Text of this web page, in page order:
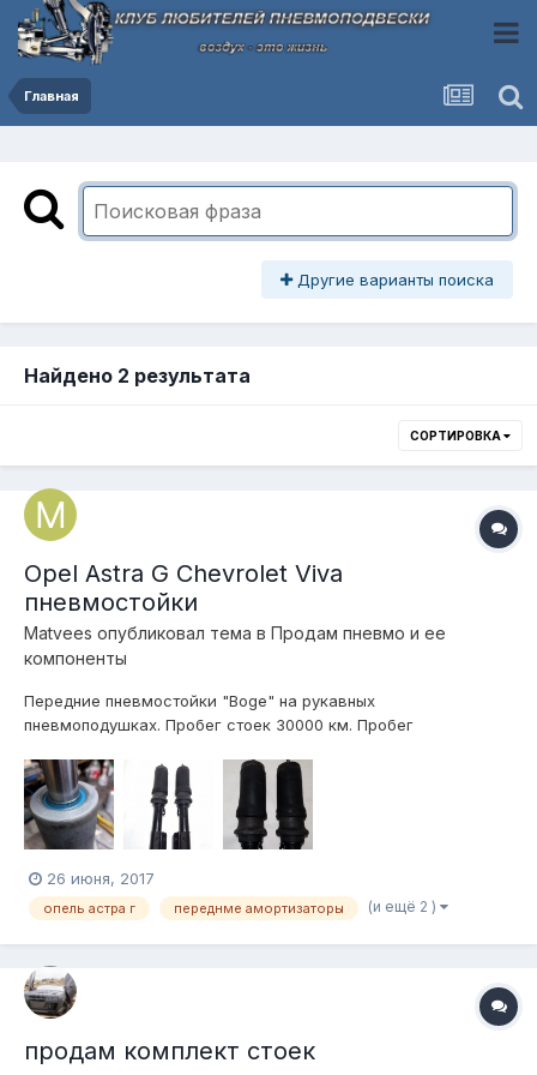
Главная
Другие варианты поиска
Найдено 2 результата
СОРТИРОВКА
Opel Astra G Chevrolet Viva
пневмостойки
Matvees опубликовал тема в Продам пневмо и ее
компоненты
Передние пневмостойки "Boge" на рукавных
пневмоподушках. Пробег стоек 30000 км. Пробег
уплотнения, стойки полноценно рабочие. Под родную опору
или ШС. Цена за пару 9500 р. 8980 754 08 70. Матвей
26 июня, 2017
опель астра г переднме амортизаторы (и ещё 2 )
продам комплект стоек